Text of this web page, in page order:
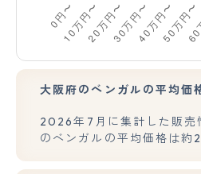
大阪府のベンガルの平均価
2026年7月に集計した販売
のベンガルの平均価格は約